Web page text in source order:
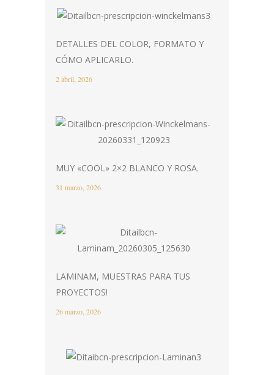
DETALLES DEL COLOR, FORMATO Y
CÓMO APLICARLO.
2 abril, 2026
MUY «COOL» 2×2 BLANCO Y ROSA.
31 marzo, 2026
LAMINAM, MUESTRAS PARA TUS
PROYECTOS!
26 marzo, 2026